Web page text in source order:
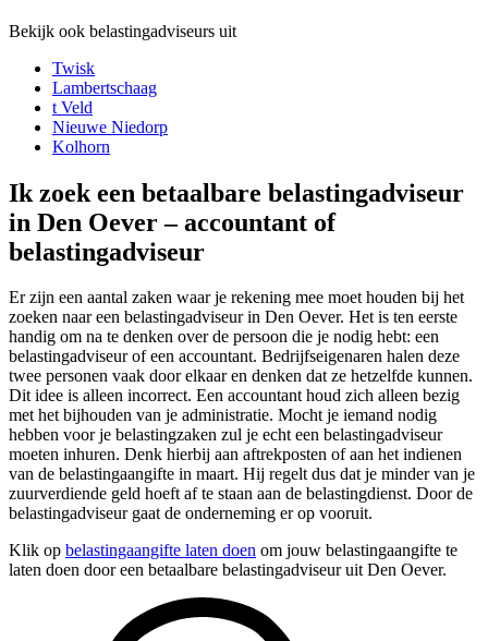
Bekijk ook belastingadviseurs uit
Twisk
Lambertschaag
t Veld
Nieuwe Niedorp
Kolhorn
Ik zoek een betaalbare belastingadviseur
in Den Oever – accountant of
belastingadviseur
Er zijn een aantal zaken waar je rekening mee moet houden bij het
zoeken naar een belastingadviseur in Den Oever. Het is ten eerste
handig om na te denken over de persoon die je nodig hebt: een
belastingadviseur of een accountant. Bedrijfseigenaren halen deze
twee personen vaak door elkaar en denken dat ze hetzelfde kunnen.
Dit idee is alleen incorrect. Een accountant houd zich alleen bezig
met het bijhouden van je administratie. Mocht je iemand nodig
hebben voor je belastingzaken zul je echt een belastingadviseur
moeten inhuren. Denk hierbij aan aftrekposten of aan het indienen
van de belastingaangifte in maart. Hij regelt dus dat je minder van je
zuurverdiende geld hoeft af te staan aan de belastingdienst. Door de
belastingadviseur gaat de onderneming er op vooruit.
Klik op belastingaangifte laten doen om jouw belastingaangifte te
laten doen door een betaalbare belastingadviseur uit Den Oever.